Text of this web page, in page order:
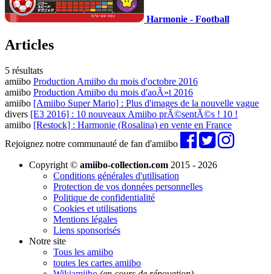
Harmonie - Football
Articles
5 résultats
amiibo Production Amiibo du mois d'octobre 2016
amiibo Production Amiibo du mois d'aoÃ»t 2016
amiibo [Amiibo Super Mario] : Plus d'images de la nouvelle vague
divers [E3 2016] : 10 nouveaux Amiibo prÃ©sentÃ©s ! 10 !
amiibo [Restock] : Harmonie (Rosalina) en vente en France
Rejoignez notre communauté de fan d'amiibo
Copyright © amiibo-collection.com 2015 - 2026
Conditions générales d'utilisation
Protection de vos données personnelles
Politique de confidentialité
Cookies et utilisations
Mentions légales
Liens sponsorisés
Notre site
Tous les amiibo
toutes les cartes amiibo